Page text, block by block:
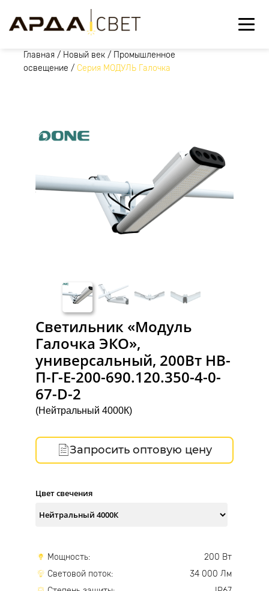
Главная / Новый век / Промышленное
освещение / Серия МОДУЛЬ Галочка
Светильник «Модуль
Галочка ЭКО»,
универсальный, 200Вт НВ-
П-Г-Е-200-690.120.350-4-0-
67-D-2
(Нейтральный 4000К)
Запросить оптовую цену
Цвет свечения
Мощность:
200 Вт
Световой поток:
34 000 Лм